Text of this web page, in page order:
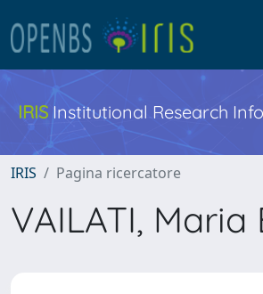
IRIS Institutional Research
IRIS Pagina ricercatore
VAILATI, Maria